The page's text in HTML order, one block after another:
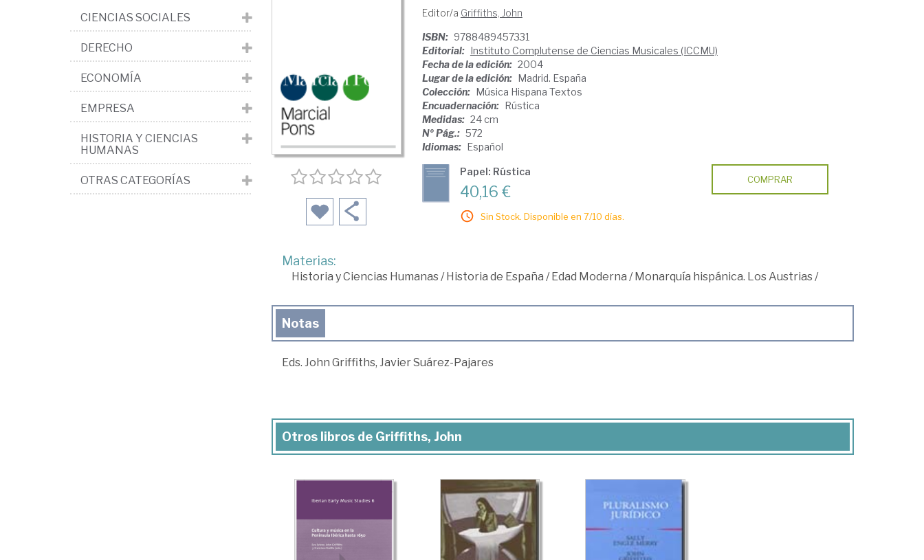
Editor/a Griffiths, John
ISBN: 9788489457331
Editorial: Instituto Complutense de Ciencias Musicales (ICCMU)
Fecha de la edición: 2004
Lugar de la edición: Madrid. España
Colección: Música Hispana Textos
Encuadernación: Rústica
Medidas: 24 cm
Nº Pág.: 572
Idiomas: Español
Papel: Rústica
40,16 €
Sin Stock. Disponible en 7/10 días.
COMPRAR
Materias:
Historia y Ciencias Humanas/Historia de España /Edad Moderna /Monarquía hispánica. Los Austrias/
Notas
Eds. John Griffiths, Javier Suárez-Pajares
Otros libros de Griffiths, John
CIENCIAS SOCIALES
DERECHO
ECONOMÍA
EMPRESA
HISTORIA Y CIENCIAS
HUMANAS
OTRAS CATEGORÍAS